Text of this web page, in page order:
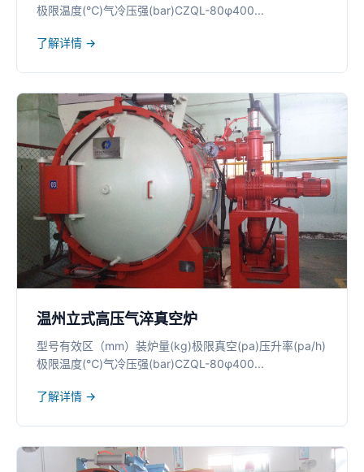
极限温度(℃)气冷压强(bar)CZQL-80φ400...
了解详情 →
温州立式高压气淬真空炉
型号有效区（mm）装炉量(kg)极限真空(pa)压升率(pa/h)
极限温度(℃)气冷压强(bar)CZQL-80φ400...
了解详情 →